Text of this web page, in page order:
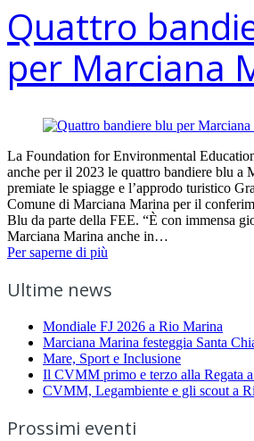
Quattro
per Marciana
La Foundation for Environmental
anche per il 2023 le quattro bandiere blu a
premiate le spiagge e l’approdo turistico
Comune di Marciana Marina per il
Blu da parte della FEE. “È con immensa
Marciana Marina anche in…
Per saperne di più
Ultime news
Mondiale FJ 2026 a Rio Marina
Marciana Marina festeggia Santa
Mare, Sport e Inclusione
Il CVMM primo e terzo alla Regata
CVMM, Legambiente e gli scout a
Prossimi eventi